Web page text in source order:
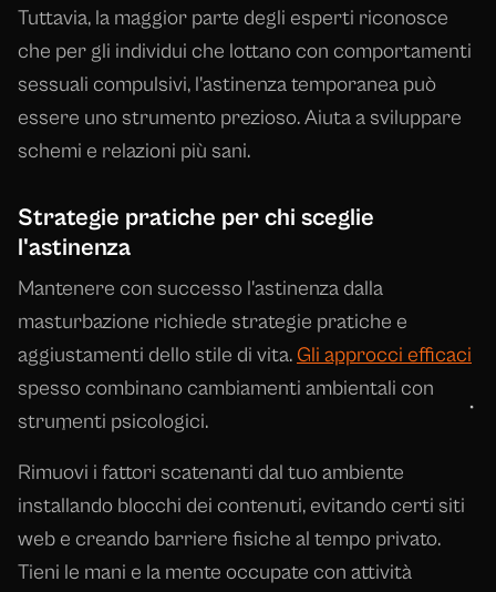
Tuttavia, la maggior parte degli esperti riconosce
che per gli individui che lottano con comportamenti
sessuali compulsivi, l'astinenza temporanea può
essere uno strumento prezioso. Aiuta a sviluppare
schemi e relazioni più sani.
Strategie pratiche per chi sceglie
l'astinenza
Mantenere con successo l'astinenza dalla
masturbazione richiede strategie pratiche e
aggiustamenti dello stile di vita. Gli approcci efficaci
spesso combinano cambiamenti ambientali con
strumenti psicologici.
Rimuovi i fattori scatenanti dal tuo ambiente
installando blocchi dei contenuti, evitando certi siti
web e creando barriere fisiche al tempo privato.
Tieni le mani e la mente occupate con attività